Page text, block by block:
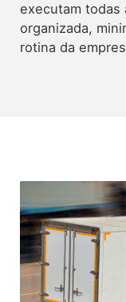
executam todas
organizada,
rotina da